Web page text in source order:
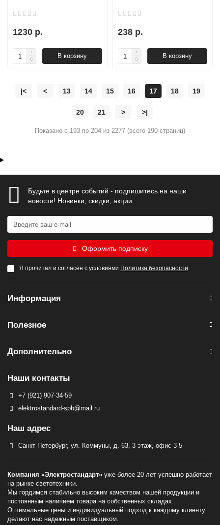
1230 р.
В корзину
238 р.
В корзину
|< < 13 14 15 16 17 18 19
20 21 > >|
Показано с 193 по 204 из 2277 (всего 190 страниц)
Будьте в центре событий - подпишитесь на наши
новости! Новинки, скидки, акции.
Оформить подписку
Я прочитал и согласен с условиями Политика безопасности
Информация
Полезное
Дополнительно
Наши контакты
+7 (921) 907-34-59
elektrostandard-spb@mail.ru
Наш адрес
Санкт-Петербург, ул. Коммуны, д. 63, 3 этаж, офис 3-5
Компания «Электростандарт» уже более 20 лет успешно работает
на рынке светотехники.
Мы гордимся стабильно высоким качеством нашей продукции и
постоянным наличием товара на собственных складах.
Оптимальные цены и индивидуальный подход к каждому клиенту
делают нас надежным поставщиком.